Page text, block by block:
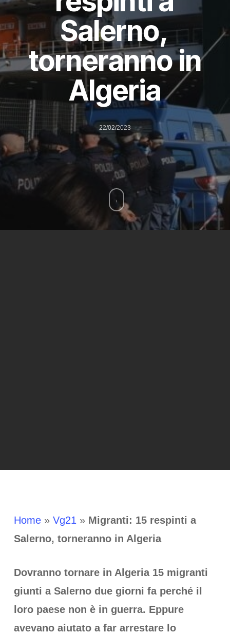
Salerno,
torneranno in
Algeria
22/02/2023
Home» Vg21 » Migranti: 15 respinti a
Salerno, torneranno in Algeria
Dovranno tornare in Algeria 15 migranti
giunti a Salerno due giorni fa perché il
loro paese non è in guerra. Eppure
avevano aiutato a far arrestare lo